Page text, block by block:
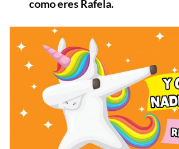
como eres Rafela.